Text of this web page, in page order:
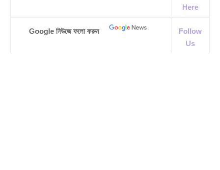
Here
Google নিউজে ফলো করুন
Follow
Us